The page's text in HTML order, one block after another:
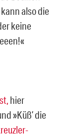
also die
keine
hier
»Küß’ die